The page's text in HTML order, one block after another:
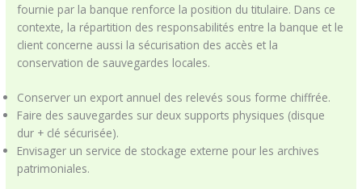
fournie par la banque renforce la position du titulaire. Dans ce
contexte, la répartition des responsabilités entre la banque et le
client concerne aussi la sécurisation des accès et la
conservation de sauvegardes locales.
Conserver un export annuel des relevés sous forme chiffrée.
Faire des sauvegardes sur deux supports physiques (disque
dur + clé sécurisée).
Envisager un service de stockage externe pour les archives
patrimoniales.